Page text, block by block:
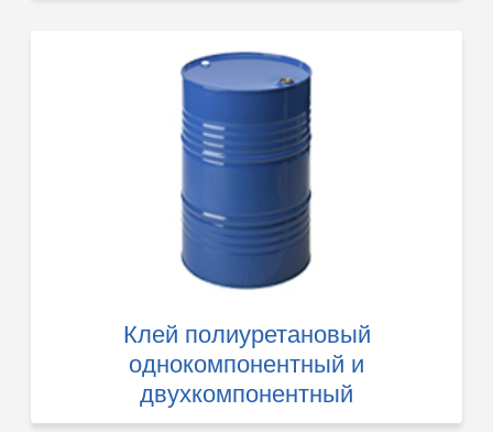
Клей полиуретановый
однокомпонентный и
двухкомпонентный